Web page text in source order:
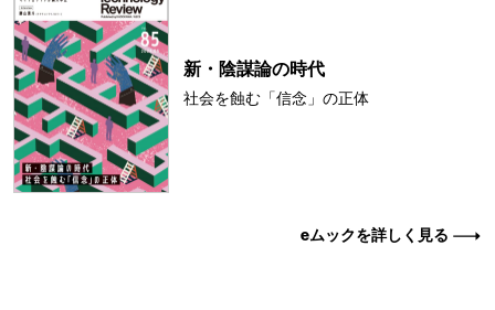
新・陰謀論の時代
社会を蝕む「信念」の正体
eムックを詳しく見る